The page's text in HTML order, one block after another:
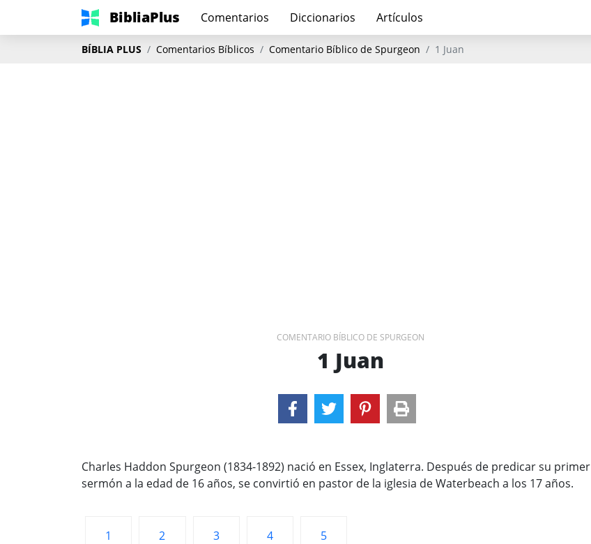
BibliaPlus Comentarios Diccionarios Artículos
BÍBLIA PLUS Comentarios Bíblicos Comentario Bíblico de Spurgeon 1 Juan
COMENTARIO BÍBLICO DE SPURGEON
1 Juan
Charles Haddon Spurgeon (1834-1892) nació en Essex, Inglaterra. Después de predicar su primer
sermón a la edad de 16 años, se convirtió en pastor de la iglesia de Waterbeach a los 17 años.
1 2 3 4 5